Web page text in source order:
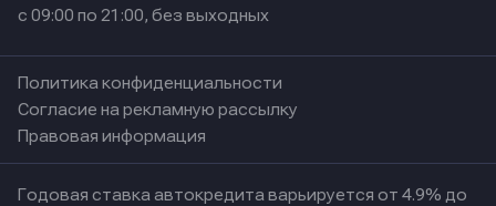
с 09:00 по 21:00, без выходных
Политика конфиденциальности
Согласие на рекламную рассылку
Правовая информация
Годовая ставка автокредита варьируется от 4.9% до